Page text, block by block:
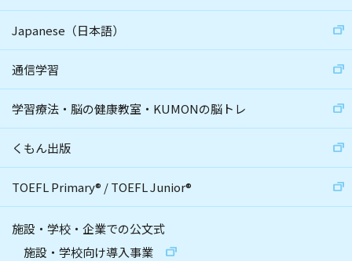
Japanese（日本語）
通信学習
学習療法・脳の健康教室・KUMONの脳トレ
くもん出版
TOEFL Primary® /TOEFL Junior®
施設・学校・企業での公文式
施設・学校向け導入事業